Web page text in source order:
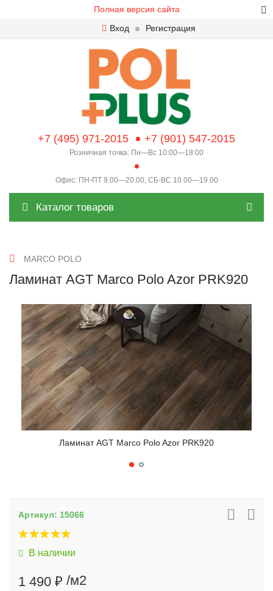
Полная версия сайта
Вход
Регистрация
+7 (495) 971-2015 +7 (901) 547-2015
Розничная точка: Пн—Вс 10:00—18:00
Офис: ПН-ПТ 9.00—20.00, СБ-ВС 10.00—19.00
Каталог товаров
MARCO POLO
Ламинат AGT Marco Polo Azor PRK920
Ламинат AGT Marco Polo Azor PRK920
Артикул: 15066
В наличии
1 490 ₽ /м2